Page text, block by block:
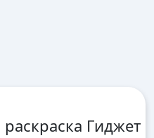
Гиджет